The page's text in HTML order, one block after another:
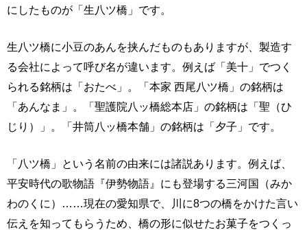
にしたものが「生八ツ橋」です。
生八ツ橋に小豆のあんを挟んだものもありますが、製造す
る会社によって呼び名が違います。例えば「美十」でつく
られる銘柄は「おたべ」。「本家 西尾八ツ橋」の銘柄は
「あんなま」。「聖護院八ッ橋総本店」の銘柄は「聖（ひ
じり）」。「井筒八ッ橋本舗」の銘柄は「夕子」です。
「八ツ橋」という名前の由来には諸説あります。例えば、
平安時代の歌物語『伊勢物語』にも登場する三河国（みか
わのくに）……現在の愛知県で、川に8つの橋をかけた言い
伝えを知ってもらうため、橋の形に似せたお菓子をつくっ